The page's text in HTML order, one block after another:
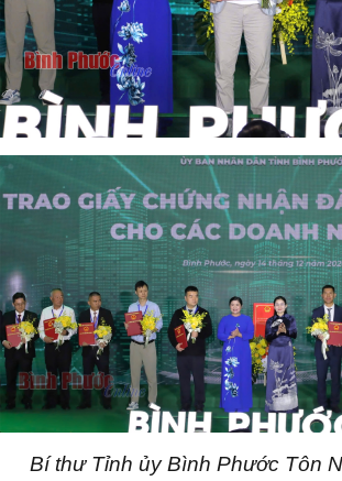
Bí thư Tỉnh ủy Bình Phước Tôn